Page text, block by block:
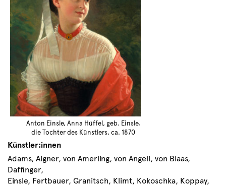
Anton Einsle, Anna Hüffel, geb. Einsle,
die Tochter des Künstlers, ca. 1870
Künstler:innen
Adams, Aigner, von Amerling, von Angeli, von Blaas,
Daffinger,
Einsle, Fertbauer, Granitsch, Klimt, Kokoschka, Koppay,